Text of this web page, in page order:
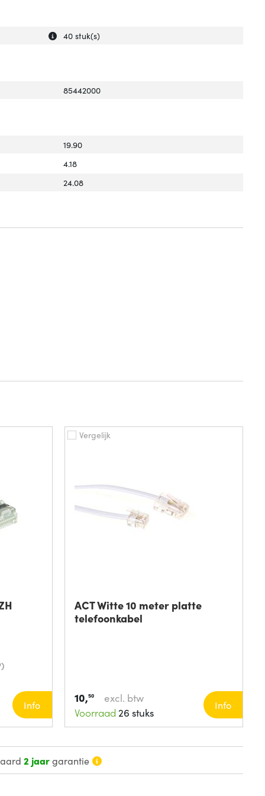
Uitleg over 'Aantal per doos'
Verberg uitleg over 'Aantal per doos'
40 stuk(s)
85442000
19.90
4.18
24.08
Info
Vergelijk
ACT Witte 10 meter platte
telefoonkabel
10,50
excl. btw
Voorraad 26 stuks
Info
2 jaargarantie